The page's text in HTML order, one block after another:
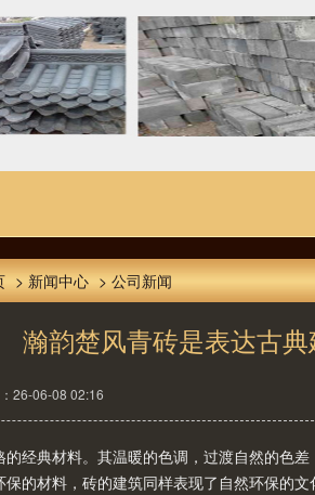
> 新闻中心 > 公司新闻
瀚韵楚风青砖是表达古
26-06-08 02:16
经典材料。其温暖的色调，过渡自然的色
的材料，砖的建筑同样表现了自然环保的文